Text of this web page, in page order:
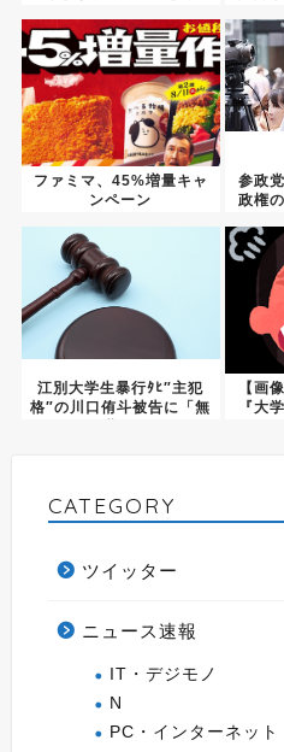
ファミマ、45%増量キャ
ンペーン
参政
政権
江別大学生暴行ﾀﾋ″主犯
格″の川口侑斗被告に「無
【画
『大
CATEGORY
ツイッター
ニュース速報
IT・デジモノ
N
PC・インターネット